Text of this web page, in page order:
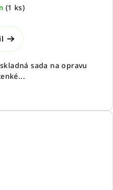
(1 ks)
sada na opravu